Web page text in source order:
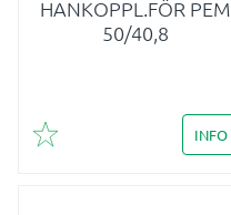
HANKOPPL.FÖR PEM
50/40,8
Lägg till i favoriter
INFO